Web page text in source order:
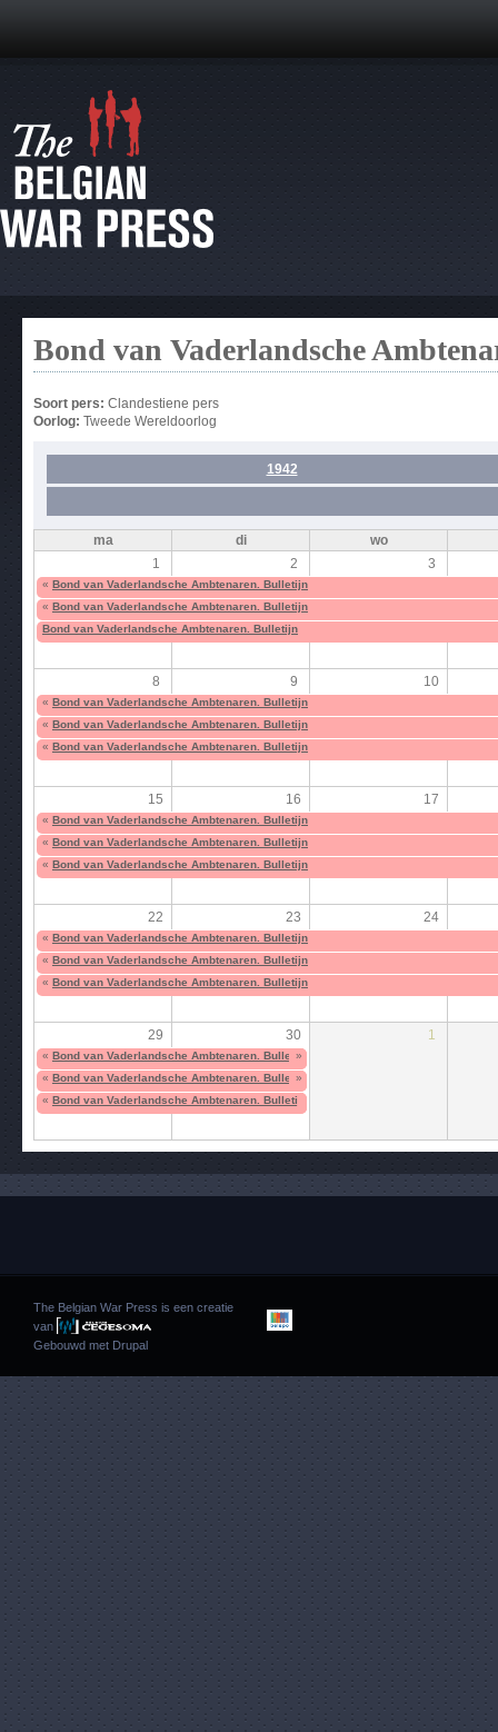
Bond van Vaderlandsche
Soort pers: Clandestiene pers
Oorlog: Tweede Wereldoorlog
1942
ma di
wo
1
2 3
« Bond van Vaderlandsche Ambtenaren. Bulletijn
« Bond van Vaderlandsche Ambtenaren. Bulletijn
Bond van Vaderlandsche Ambtenaren. Bulletijn
8 9 10
« Bond van Vaderlandsche Ambtenaren. Bulletijn
« Bond van Vaderlandsche Ambtenaren. Bulletijn
« Bond van Vaderlandsche Ambtenaren. Bulletijn
15 16 17
« Bond van Vaderlandsche Ambtenaren. Bulletijn
« Bond van Vaderlandsche Ambtenaren. Bulletijn
« Bond van Vaderlandsche Ambtenaren. Bulletijn
22 23 24
« Bond van Vaderlandsche Ambtenaren. Bulletijn
« Bond van Vaderlandsche Ambtenaren. Bulletijn
« Bond van Vaderlandsche Ambtenaren. Bulletijn
29 30 1
« Bond van Vaderlandsche Ambtenaren. Bulletijn
»
« Bond van Vaderlandsche Ambtenaren. Bulletijn
»
« Bond van Vaderlandsche Ambtenaren. Bulletijn
The Belgian War Press is een creatie
van
Gebouwd met Drupal